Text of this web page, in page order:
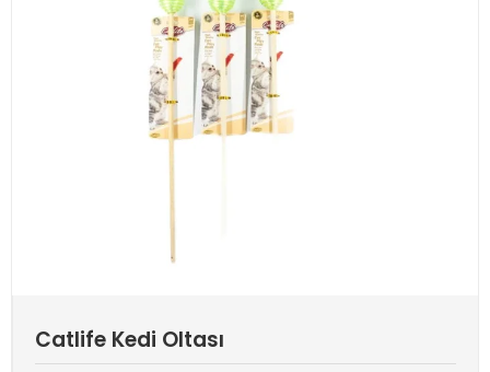
Catlife Kedi Oltası